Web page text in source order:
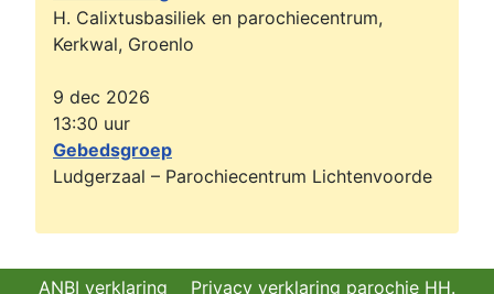
H. Calixtusbasiliek en parochiecentrum,
Kerkwal, Groenlo
9 dec 2026
13:30 uur
Gebedsgroep
Ludgerzaal – Parochiecentrum Lichtenvoorde
ANBI verklaring Privacy verklaring parochie HH.